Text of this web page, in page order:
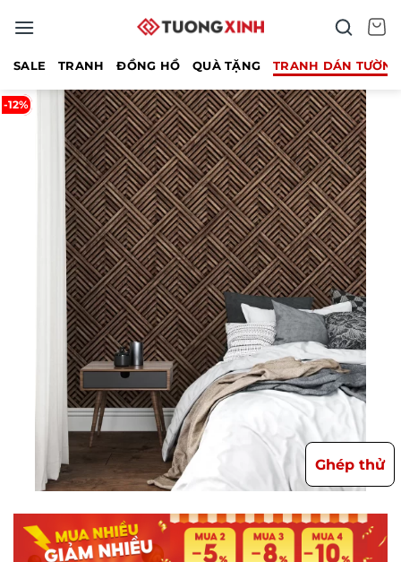
qua
SALE TRANH ĐỒNG HỒ QUÀ TẶNG TRANH DÁN
-12%
Ghép thử